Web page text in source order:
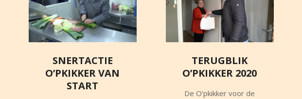
SNERTACTIE
O’PKIKKER VAN
START
TERUGBLIK
O’PKIKKER 2020
De O’pkikker voor de